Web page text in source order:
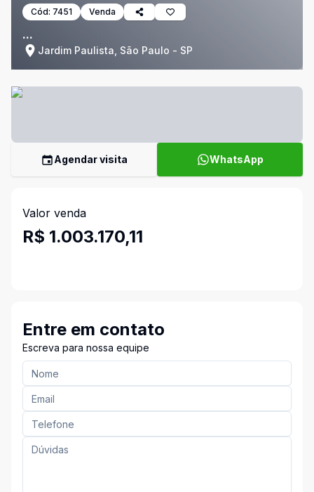
Cód: 7451 Venda
...
Jardim Paulista, São Paulo - SP
Agendar visita WhatsApp
Valor venda
R$ 1.003.170,11
Entre em contato
Escreva para nossa equipe